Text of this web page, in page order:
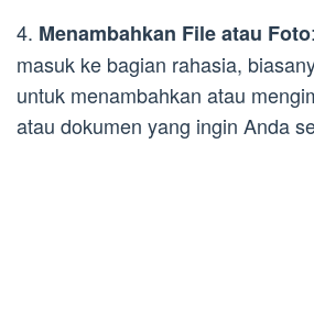
4. Menambahkan File atau Foto
masuk ke bagian rahasia,
untuk menambahkan atau
atau dokumen yang ingin Anda